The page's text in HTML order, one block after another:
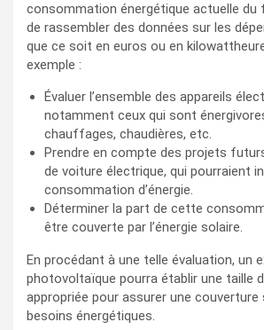
consommation énergétique actuelle du
de rassembler des données sur les
que ce soit en euros ou en
exemple :
Évaluer l’ensemble des appareils
notamment ceux qui sont
chauffages, chaudières, etc.
Prendre en compte des projets
de voiture électrique, qui pourraient
consommation d’énergie.
Déterminer la part de cette
être couverte par l’énergie solaire.
En procédant à une telle évaluation, un
photovoltaïque pourra établir une taille
appropriée pour assurer une
besoins énergétiques.